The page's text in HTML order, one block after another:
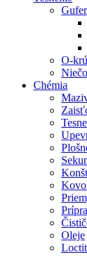
O-
Chémia
Oleje